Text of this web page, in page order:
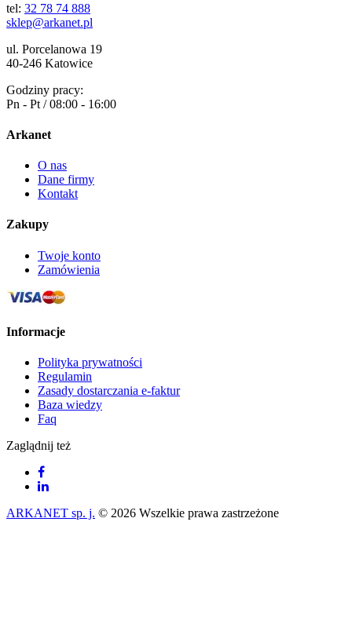
tel: 32 78 74 888
sklep@arkanet.pl
ul. Porcelanowa 19
40-246 Katowice
Godziny pracy:
Pn - Pt / 08:00 - 16:00
Arkanet
O nas
Dane firmy
Kontakt
Zakupy
Twoje konto
Zamówienia
Informacje
Polityka prywatności
Regulamin
Zasady dostarczania e-faktur
Baza wiedzy
Faq
Zaglądnij też
ARKANET sp. j. © 2026 Wszelkie prawa zastrzeżone